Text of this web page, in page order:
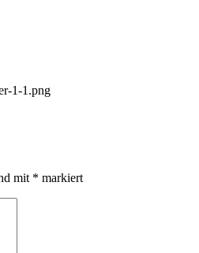
1-1.png
mit * markiert